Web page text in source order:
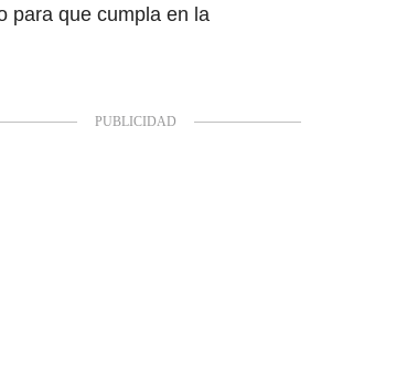
para que cumpla en la